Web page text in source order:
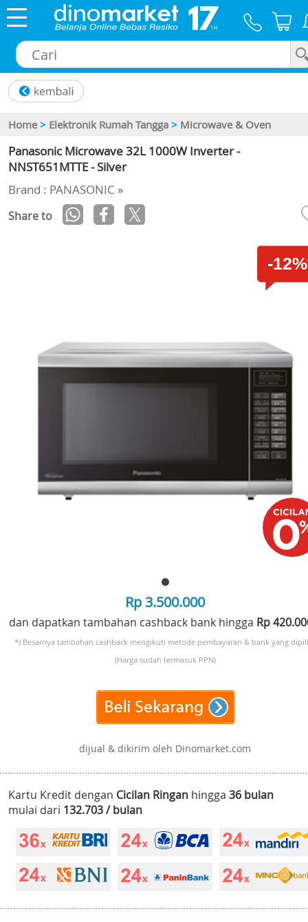
Home > Elektronik Rumah Tangga > Microwave & Oven
Panasonic Microwave 32L 1000W Inverter -
NNST651MTTE - Silver
Brand : PANASONIC »
Share to
-
Rp 3.500.000
dan dapatkan tambahan cashback bank hingga Rp
*) Besarnya tambahan cashback mengikuti metode pembayaran & bank yang
(Harga sudah termasuk PPN)
dijual & dikirim oleh Dinomarket.com
Kartu Kredit dengan Cicilan Ringan hingga 36 bulan
mulai dari 132.703 / bulan